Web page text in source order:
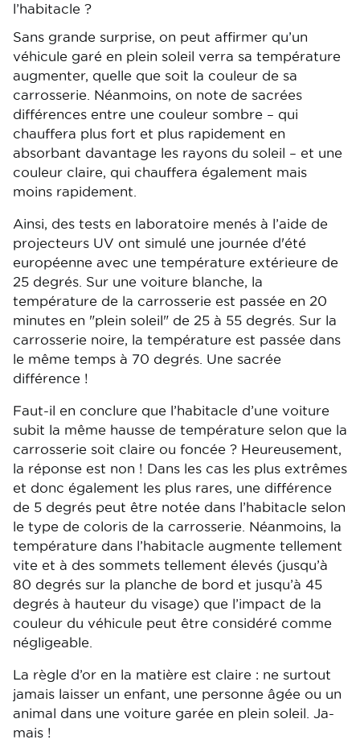
l’habitacle ?
Sans grande surprise, on peut affirmer qu’un
véhicule garé en plein soleil verra sa température
augmenter, quelle que soit la couleur de sa
carrosserie. Néanmoins, on note de sacrées
différences entre une couleur sombre – qui
chauffera plus fort et plus rapidement en
absorbant davantage les rayons du soleil – et une
couleur claire, qui chauffera également mais
moins rapidement.
Ainsi, des tests en laboratoire menés à l’aide de
projecteurs UV ont simulé une journée d'été
européenne avec une température extérieure de
25 degrés. Sur une voiture blanche, la
température de la carrosserie est passée en 20
minutes en "plein soleil" de 25 à 55 degrés. Sur la
carrosserie noire, la température est passée dans
le même temps à 70 degrés. Une sacrée
différence !
Faut-il en conclure que l’habitacle d’une voiture
subit la même hausse de température selon que la
carrosserie soit claire ou foncée ? Heureusement,
la réponse est non ! Dans les cas les plus extrêmes
et donc également les plus rares, une différence
de 5 degrés peut être notée dans l’habitacle selon
le type de coloris de la carrosserie. Néanmoins, la
température dans l’habitacle augmente tellement
vite et à des sommets tellement élevés (jusqu’à
80 degrés sur la planche de bord et jusqu’à 45
degrés à hauteur du visage) que l’impact de la
couleur du véhicule peut être considéré comme
négligeable.
La règle d’or en la matière est claire : ne surtout
jamais laisser un enfant, une personne âgée ou un
animal dans une voiture garée en plein soleil. Ja-
mais !